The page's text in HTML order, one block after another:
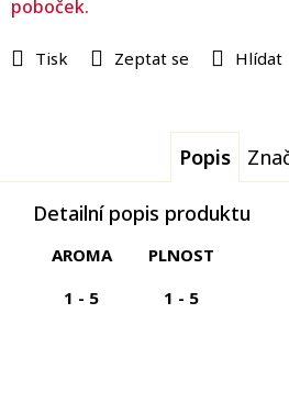
poboček.
Tisk Zeptat se Hlídat
Popis
Detailní popis produktu
AROMA
1 - 5
PLNOST
1 - 5